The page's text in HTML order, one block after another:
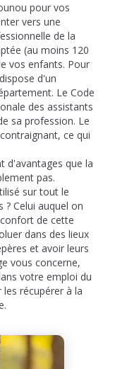
pour vos
vers une
de la
(au moins 120
vos enfants. Pour
d'un
Le Code
des assistants
sa profession. Le
ce qui
d'avantages que la
pas.
sur tout le
Celui auquel on
de cette
dans des lieux
et avoir leurs
vous concerne,
votre emploi du
récupérer à la